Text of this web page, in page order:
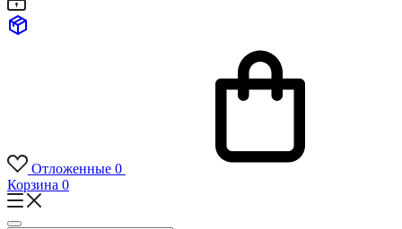
Отложенные 0
Корзина 0